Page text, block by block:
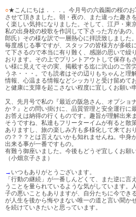
○★こんにちは．．．。今月号の六義園の桜の
させて頂きました。朝・夜の、また違った趣き
く楽しい気持になりました。そして、江戸・東
私の出身校の校歌を作詞して下さった方があ
郎氏）その様な訳で一層熱心に拝読致しました。
毎度感じる事ですが、スタッフの皆様方が多岐
て下さるので本当に有り難く、感謝の思いで繰
おります。その上でプリントアウトして保存も
い様に見えてその実、掲載する迄に沢山のご苦
うネ・・・。でも読者はその辺りもちゃんと理
情報、心温まる情報などシッカリと受け留めて
と健康に支障を起こさない程度に宜しくお願い
又、先月号で私の『最近の阪急さん、オプショ
か？』との問い掛けに、品質管理と安全運行に
お答えは納得の行くものです。趣旨が理解出来ま
そうですね、私達もフリーターイムが有ると散
ありますし、旅の楽しみ方も多様化して来てお
の？？？とは言えないかも知れませんね。中身
出来る事が一番ですもの。
有難う御座いました。今後もどうぞ宜しくお願
（小畑京子さま）
→ いつもありがとうございます。
「行動の継続」が一番しんどくて、また逆に言
うことを量られているような気がしています。
子の悪いこともありますが、自分たちに今でき
が人生を後から悔やまない唯一の道と言い聞か
を続けていきたいと思っています。